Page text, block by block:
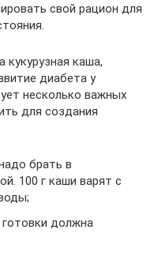
свой рацион для
кукурузная каша,
диабета у
несколько важных
для создания
брать в
100 г каши варят с
должна